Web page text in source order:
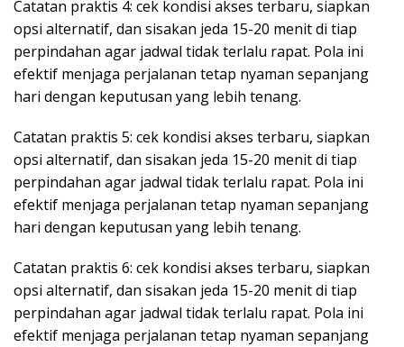
Catatan praktis 4: cek kondisi akses terbaru, siapkan
opsi alternatif, dan sisakan jeda 15-20 menit di tiap
perpindahan agar jadwal tidak terlalu rapat. Pola ini
efektif menjaga perjalanan tetap nyaman sepanjang
hari dengan keputusan yang lebih tenang.
Catatan praktis 5: cek kondisi akses terbaru, siapkan
opsi alternatif, dan sisakan jeda 15-20 menit di tiap
perpindahan agar jadwal tidak terlalu rapat. Pola ini
efektif menjaga perjalanan tetap nyaman sepanjang
hari dengan keputusan yang lebih tenang.
Catatan praktis 6: cek kondisi akses terbaru, siapkan
opsi alternatif, dan sisakan jeda 15-20 menit di tiap
perpindahan agar jadwal tidak terlalu rapat. Pola ini
efektif menjaga perjalanan tetap nyaman sepanjang